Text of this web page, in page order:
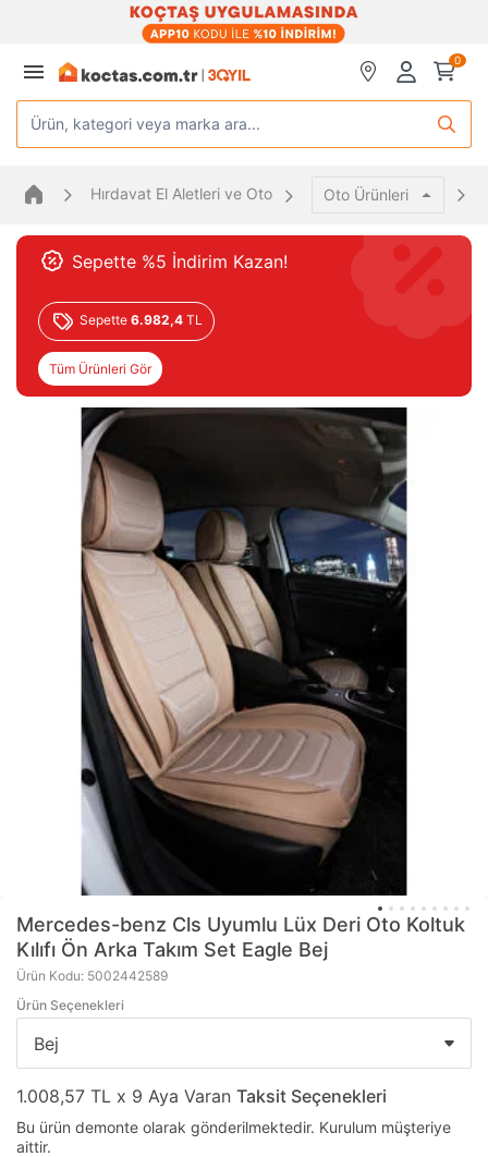
0
Ürün, kategori veya marka ara...
Hırdavat El Aletleri ve Oto Oto Ürünleri
Sepette %5 İndirim Kazan!
Sepette 6.982,4 TL
Tüm Ürünleri Gör
Mercedes-benz Cls Uyumlu Lüx Deri Oto Koltuk
Kılıfı Ön Arka Takım Set Eagle Bej
Ürün Kodu: 5002442589
Ürün Seçenekleri
1.008,57 TL x 9 Aya Varan Taksit Seçenekleri
Bu ürün demonte olarak gönderilmektedir. Kurulum müşteriye
aittir.